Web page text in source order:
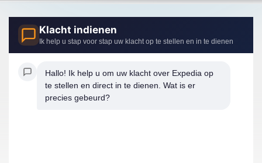
Klacht indienen
Ik help u stap voor stap uw klacht op te stellen en in te dienen
Hallo! Ik help u om uw klacht over Expedia op
te stellen en direct in te dienen. Wat is er
precies gebeurd?